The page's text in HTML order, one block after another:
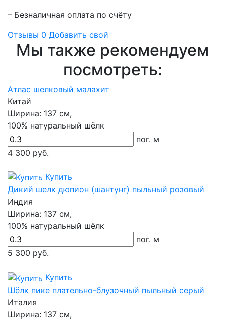
– Безналичная оплата по счёту
Отзывы0 Добавить свой
Мы также рекомендуем
посмотреть:
Атлас шелковый малахит
Китай
Ширина: 137 см,
100% натуральный шёлк
пог. м
4 300руб.
Купить
Дикий шелк дюпион (шантунг) пыльный розовый
Индия
Ширина: 137 см,
100% натуральный шёлк
пог. м
5 300руб.
Купить
Шёлк пике плательно-блузочный пыльный серый
Италия
Ширина: 137 см,